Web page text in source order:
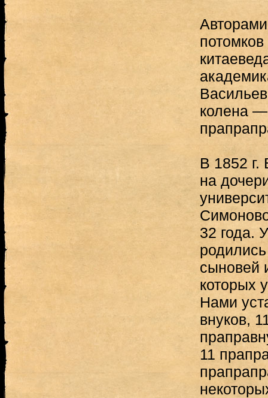
потомков
колена —
В 1852
на
32 года.
сыновей
которых
Нами
внуков,
11